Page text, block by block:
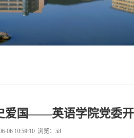
爱国——英语学院党委
06 10:59:10 浏览： 58